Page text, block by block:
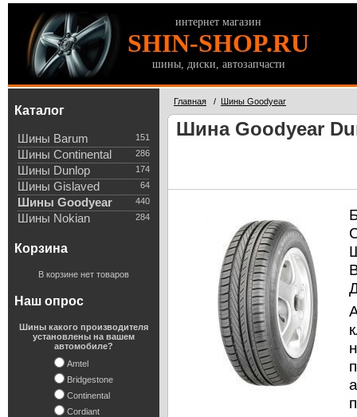
интернет магазин
SHIN-SHOP.RU
шины, диски, автозапчасти
Каталог
151
Шины Barum
286
Шины Continental
174
Шины Dunlop
64
Шины Gislaved
440
Шины Goodyear
284
Шины Nokian
Корзина
В корзине нет товаров
Наш опрос
Шины какого производителя
установлены на вашем
автомобиле?
Amtel
Bridgestone
Continental
Cordiant
Главная / Шины Goodyear
Шина Goodyear